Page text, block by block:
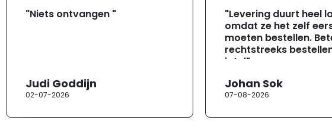
"Niets ontvangen "
Judi Goddijn
02-07-2026
"Levering duurt heel
omdat ze het zelf
moeten bestellen.
rechtstreeks
jotul"
Johan Sok
07-08-2026